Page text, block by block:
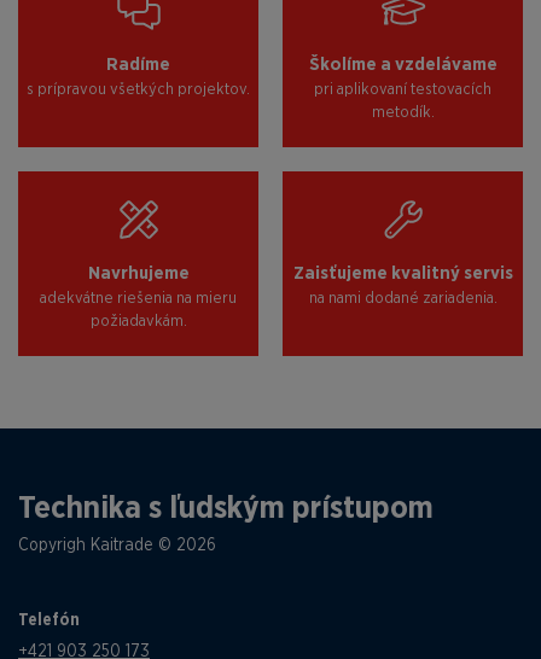
Radíme
s prípravou všetkých projektov.
Školíme a vzdelávame
pri aplikovaní testovacích
metodík.
Navrhujeme
adekvátne riešenia na mieru
požiadavkám.
Zaisťujeme kvalitný servis
na nami dodané zariadenia.
Technika s ľudským prístupom
Copyrigh Kaitrade © 2026
Telefón
+421 903 250 173